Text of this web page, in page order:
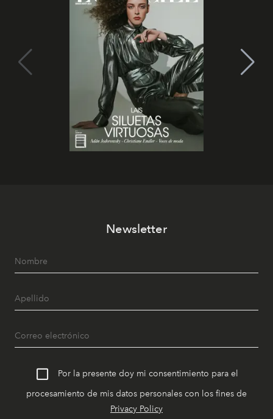
Newsletter
Por la presente doy mi consentimiento para el
procesamiento de mis datos personales con los fines de
Privacy Policy